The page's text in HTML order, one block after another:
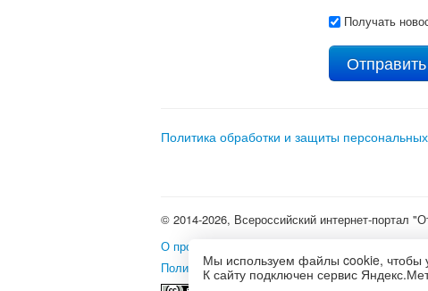
Получать
Политика обработки и защиты
© 2014-2026, Всероссийский интернет-портал
О проекте
Политика использования файлов cookie•
Мы используем файлы cookie, чтобы
К сайту подключен сервис